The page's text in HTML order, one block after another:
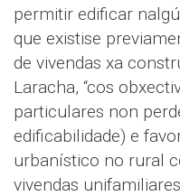
permitir edificar
que existise
de vivendas xa
Laracha, “cos
particulares non
edificabilidade) e
urbanístico no rural
vivendas